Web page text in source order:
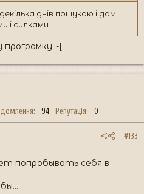
днів пошукаю і дам
і силками.
[
94 Репутація 0
#133
попробывать себя в